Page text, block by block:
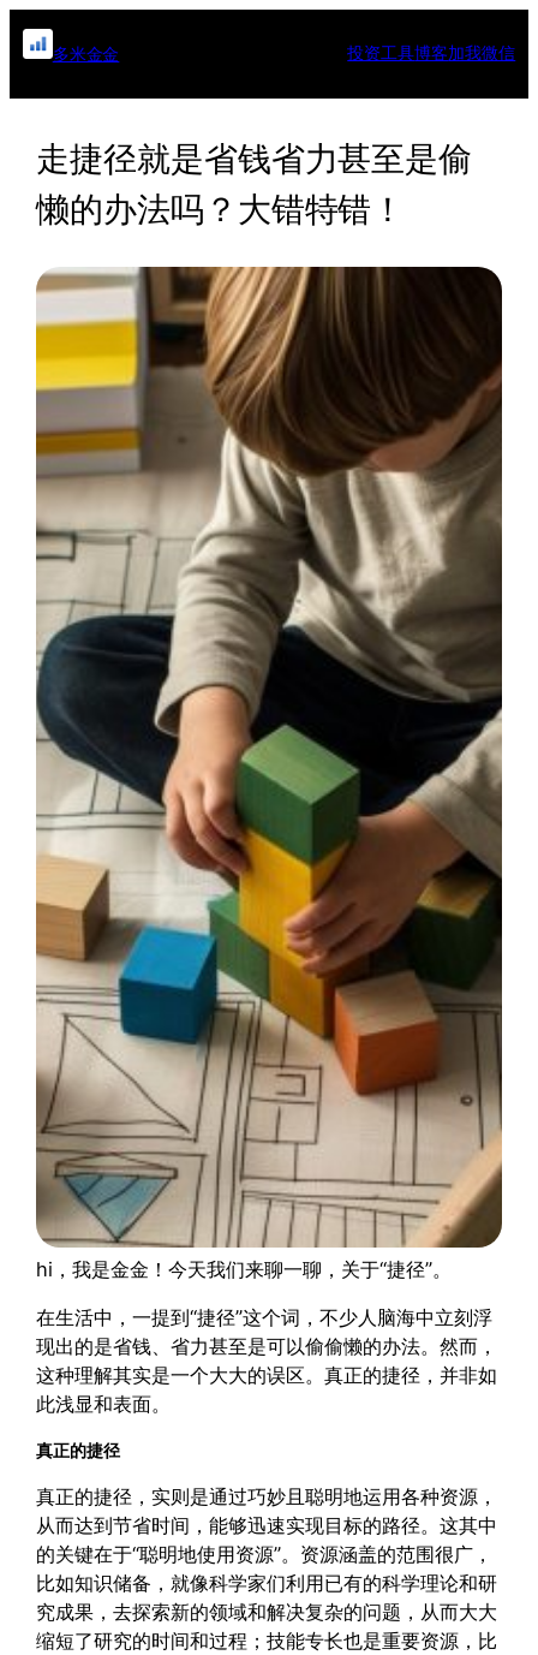
跳
至
多米金金 投资工具博客加我微信
走捷径就是省钱省力甚至是偷
懒的办法吗？大错特错！
hi，我是金金！今天我们来聊一聊，关于“捷径”。
在生活中，一提到“捷径”这个词，不少人脑海中立刻浮
现出的是省钱、省力甚至是可以偷偷懒的办法。然而，
这种理解其实是一个大大的误区。真正的捷径，并非如
此浅显和表面。
真正的捷径
真正的捷径，实则是通过巧妙且聪明地运用各种资源，
从而达到节省时间，能够迅速实现目标的路径。这其中
的关键在于“聪明地使用资源”。资源涵盖的范围很广，
比如知识储备，就像科学家们利用已有的科学理论和研
究成果，去探索新的领域和解决复杂的问题，从而大大
缩短了研究的时间和过程；技能专长也是重要资源，比